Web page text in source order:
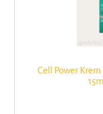
Cell Power